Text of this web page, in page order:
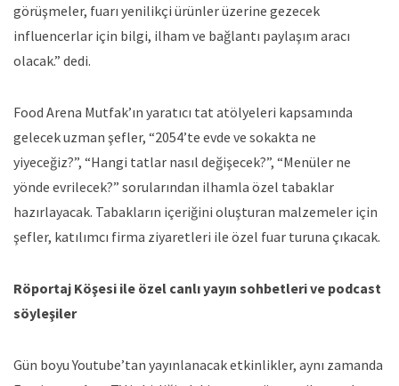
görüşmeler, fuarı yenilikçi ürünler üzerine gezecek
influencerlar için bilgi, ilham ve bağlantı paylaşım aracı
olacak.” dedi.
Food Arena Mutfak’ın yaratıcı tat atölyeleri kapsamında
gelecek uzman şefler, “2054’te evde ve sokakta ne
yiyeceğiz?”, “Hangi tatlar nasıl değişecek?”, “Menüler ne
yönde evrilecek?” sorularından ilhamla özel tabaklar
hazırlayacak. Tabakların içeriğini oluşturan malzemeler için
şefler, katılımcı firma ziyaretleri ile özel fuar turuna çıkacak.
Röportaj Köşesi ile özel canlı yayın sohbetleri ve podcast
söyleşiler
Gün boyu Youtube’tan yayınlanacak etkinlikler, aynı zamanda